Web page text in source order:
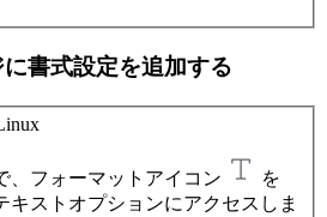
書式設定を追加する
、フォーマットアイコン
を
キストオプションにアクセスしま